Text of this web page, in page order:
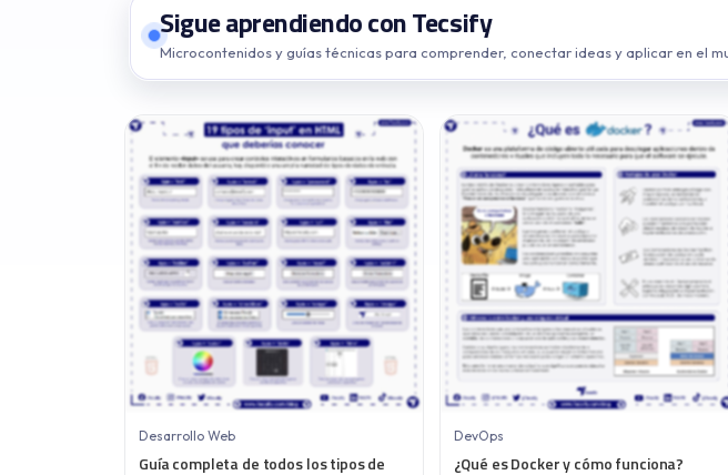
Sigue aprendiendo con Tecsify
Microcontenidos y guías técnicas para comprender, conectar ideas y aplicar en el
Desarrollo Web
Guía completa de todos los tipos de
DevOps
¿Qué es Docker y cómo funciona?